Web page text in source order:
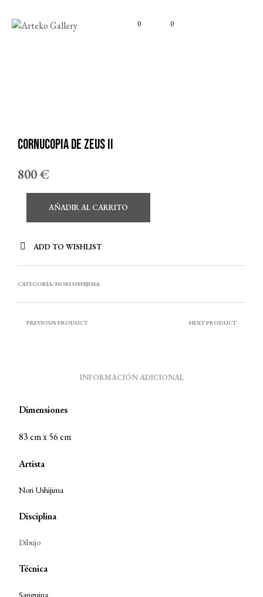
0 0
Cornucopia de Zeus II
800€
AÑADIR AL CARRITO
ADD TO WISHLIST
CATEGORÍA: NORI USHIJIMA
PREVIOUS PRODUCT NEXT PRODUCT
INFORMACIÓN ADICIONAL
Dimensiones
83 cm x 56 cm
Artista
Nori Ushijima
Disciplina
Dibujo
Técnica
Sanguina